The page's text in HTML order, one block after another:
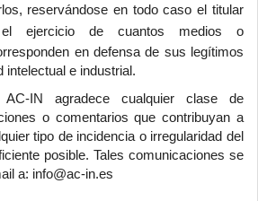
reservándose en todo caso el titular
ejercicio de cuantos medios o
en defensa de sus legítimos
intelectual e industrial.
IN agradece cualquier clase de
o comentarios que contribuyan a
tipo de incidencia o irregularidad del
posible. Tales comunicaciones se
a: info@ac-in.es